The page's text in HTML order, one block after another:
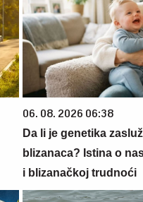
06. 08. 2026 06:38
Da li je genetika
blizanaca? Istina o
i blizanačkoj trudnoći